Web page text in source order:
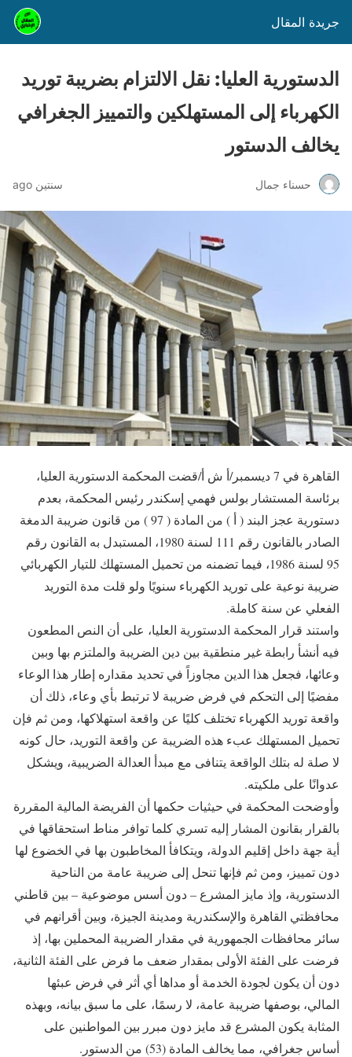
جريدة المقال
الدستورية العليا: نقل الالتزام بضريبة توريد
الكهرباء إلى المستهلكين والتمييز الجغرافي
يخالف الدستور
حسناء جمال سنتين ago
القاهرة في 7 ديسمبر/أ ش أ/قضت المحكمة الدستورية العليا،
برئاسة المستشار بولس فهمي إسكندر رئيس المحكمة، بعدم
دستورية عجز البند ( أ ) من المادة ( 97 ) من قانون ضريبة الدمغة
الصادر بالقانون رقم 111 لسنة 1980، المستبدل به القانون رقم
95 لسنة 1986، فيما تضمنه من تحميل المستهلك للتيار الكهربائي
ضريبة نوعية على توريد الكهرباء سنويًا ولو قلت مدة التوريد
الفعلي عن سنة كاملة.
واستند قرار المحكمة الدستورية العليا، على أن النص المطعون
فيه أنشأ رابطة غير منطقية بين دين الضريبة والملتزم بها وبين
وعائها، فجعل هذا الدين مجاوزاً في تحديد مقداره إطار هذا الوعاء
مفضيًا إلى التحكم في فرض ضريبة لا ترتبط بأي وعاء، ذلك أن
واقعة توريد الكهرباء تختلف كليًا عن واقعة استهلاكها، ومن ثم فإن
تحميل المستهلك عبء هذه الضريبة عن واقعة التوريد، حال كونه
لا صلة له بتلك الواقعة يتنافى مع مبدأ العدالة الضريبية، ويشكل
عدوانًا على ملكيته.
وأوضحت المحكمة في حيثيات حكمها أن الفريضة المالية المقررة
بالقرار بقانون المشار إليه تسري كلما توافر مناط استحقاقها في
أية جهة داخل إقليم الدولة، ويتكافأ المخاطبون بها في الخضوع لها
دون تمييز، ومن ثم فإنها تنحل إلى ضريبة عامة من الناحية
الدستورية، وإذ مايز المشرع – دون أسس موضوعية – بين قاطني
محافظتي القاهرة والإسكندرية ومدينة الجيزة، وبين أقرانهم في
سائر محافظات الجمهورية في مقدار الضريبة المحملين بها، إذ
فرضت على الفئة الأولى بمقدار ضعف ما فرض على الفئة الثانية،
دون أن يكون لجودة الخدمة أو مداها أي أثر في فرض عبئها
المالي، بوصفها ضريبة عامة، لا رسمًا، على ما سبق بيانه، وبهذه
المثابة يكون المشرع قد مايز دون مبرر بين المواطنين على
أساس جغرافي، مما يخالف المادة (53) من الدستور.